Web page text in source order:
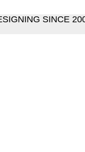
SINCE